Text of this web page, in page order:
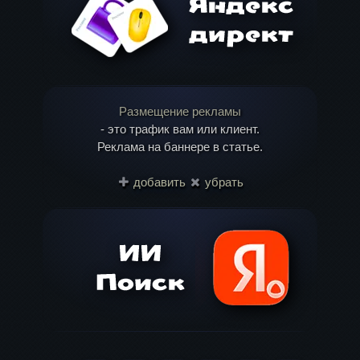
Размещение рекламы
- это трафик вам или клиент.
Реклама на баннере в статье.
добавить убрать